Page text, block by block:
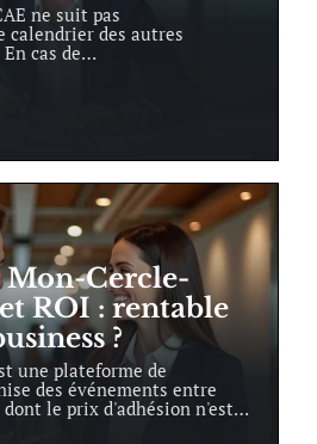
ne suit pas
calendrier des autres
cas de…
Cercle-
ROI : rentable
?
une plateforme de
des événements entre
le prix d'adhésion n'est…